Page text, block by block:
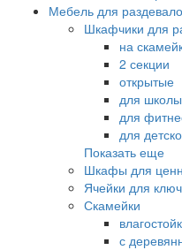
Мебель для
Шкафчики для
на
2 секции
открытые
для школы
для
для
Показать еще
Шкафы для
Ячейки для
Скамейки
с